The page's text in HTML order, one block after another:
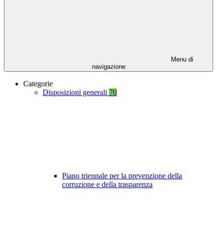
Menu di
navigazione
Categorie
Disposizioni generali 70
Piano triennale per la prevenzione della
corruzione e della trasparenza